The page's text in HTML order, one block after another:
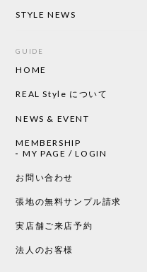
STYLE NEWS
GUIDE
HOME
REAL Style について
NEWS & EVENT
MEMBERSHIP
MY PAGE / LOGIN
お問い合わせ
張地の無料サンプル請求
実店舗ご来店予約
法人のお客様